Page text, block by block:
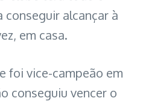
alcançar à
em casa.
foi vice-campeão em
conseguiu vencer o